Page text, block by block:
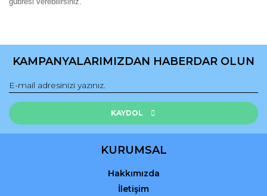
konularda yetersiz gördüğünüz noktaları öneri formunu
Görüş ve önerileriniz için teşekkür ederiz.
Ürün resmi kalitesiz, bozuk veya görüntülenemiyor.
Ürün açıklamasında eksik bilgiler bulunuyor.
Ürün fiyatı diğer sitelerden daha pahalı.
KAMPANYALARIMIZDAN HABERDAR OLUN
KAYDOL
KURUMSAL
Hakkımızda
İletişim